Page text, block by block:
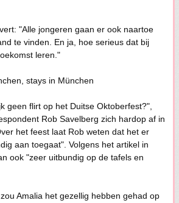
"Alle jongeren gaan er ook naartoe
te vinden. En ja, hoe serieus dat bij
leren."
stays in München
geen flirt op het Duitse Oktoberfest?",
Rob Savelberg zich hardop af in
het feest laat Rob weten dat het er
aan toegaat". Volgens het artikel in
ook "zeer uitbundig op de tafels en
Amalia het gezellig hebben gehad op